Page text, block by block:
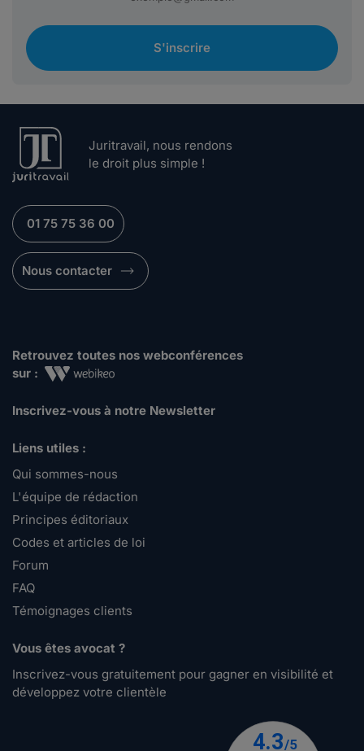
S'inscrire
Juritravail, nous rendons
le droit plus simple !
01 75 75 36 00
Nous contacter
Retrouvez toutes nos webconférences
sur :
Inscrivez-vous à notre Newsletter
Liens utiles :
Qui sommes-nous
L'équipe de rédaction
Principes éditoriaux
Codes et articles de loi
Forum
FAQ
Témoignages clients
Vous êtes avocat ?
Inscrivez-vous gratuitement pour gagner en visibilité et
développez votre clientèle